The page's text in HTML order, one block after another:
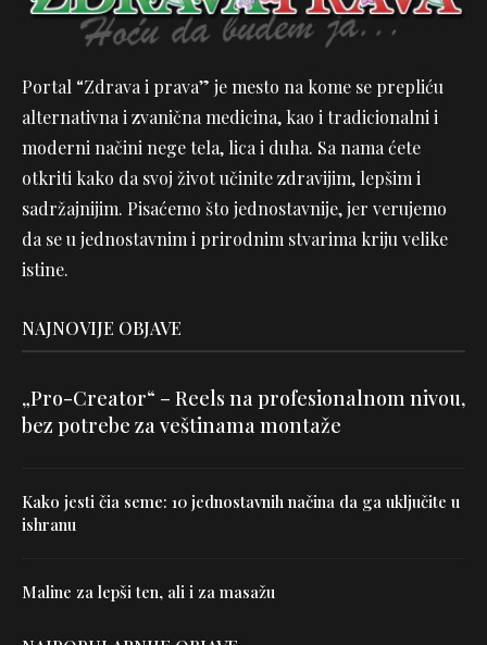
Portal “Zdrava i prava” je mesto na kome se prepliću
alternativna i zvanična medicina, kao i tradicionalni i
moderni načini nege tela, lica i duha. Sa nama ćete
otkriti kako da svoj život učinite zdravijim, lepšim i
sadržajnijim. Pisaćemo što jednostavnije, jer verujemo
da se u jednostavnim i prirodnim stvarima kriju velike
istine.
NAJNOVIJE OBJAVE
„Pro-Creator“ – Reels na profesionalnom nivou,
bez potrebe za veštinama montaže
Kako jesti čia seme: 10 jednostavnih načina da ga uključite u
ishranu
Maline za lepši ten, ali i za masažu